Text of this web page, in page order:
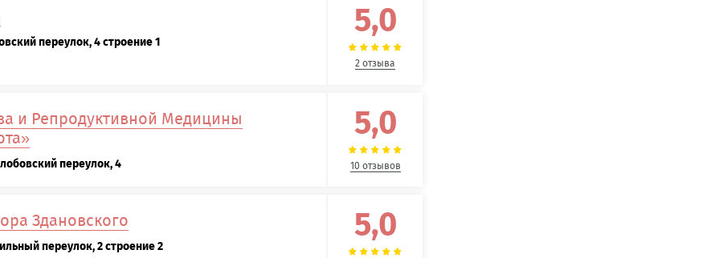
переулок, 4 строение 1
5,0
2 отзыва
и Репродуктивной Медицины
переулок, 4
5,0
10 отзывов
Здановского
переулок, 2 строение 2
5,0